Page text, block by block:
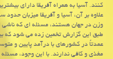
كنند. آسیا به همراه آفریقا دارای
علاوه بر آن، آسیا و آفریقا میزبان حدود
وزن در جهان هستند، مسئله ای كه ناشی
عمدتاً در كشورهای با درآمد پایین و
مغذی و كافی ندارند. با این وجود،